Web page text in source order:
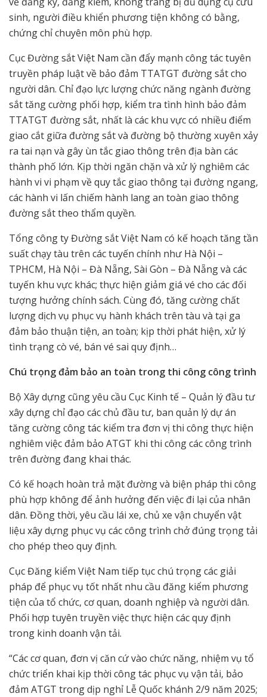
sinh, người điều khiển phương tiện không có bằng,
chứng chỉ chuyên môn phù hợp.
Cục Đường sắt Việt Nam cần đẩy mạnh công tác tuyên
truyền pháp luật về bảo đảm TTATGT đường sắt cho
người dân. Chỉ đạo lực lượng chức năng ngành đường
sắt tăng cường phối hợp, kiểm tra tình hình bảo đảm
TTATGT đường sắt, nhất là các khu vực có nhiều điểm
giao cắt giữa đường sắt và đường bộ thường xuyên xảy
ra tai nạn và gây ùn tắc giao thông trên địa bàn các
thành phố lớn. Kịp thời ngăn chặn và xử lý nghiêm các
hành vi vi phạm về quy tắc giao thông tại đường ngang,
các hành vi lấn chiếm hành lang an toàn giao thông
đường sắt theo thẩm quyền.
Tổng công ty Đường sắt Việt Nam có kế hoạch tăng tần
suất chạy tàu trên các tuyến chính như Hà Nội –
TPHCM, Hà Nội – Đà Nẵng, Sài Gòn – Đà Nẵng và các
tuyến khu vực khác; thực hiện giảm giá vé cho các đối
tượng hưởng chính sách. Cùng đó, tăng cường chất
lượng dịch vụ phục vụ hành khách trên tàu và tại ga
đảm bảo thuận tiện, an toàn; kịp thời phát hiện, xử lý
tình trạng cò vé, bán vé sai quy định…
Chú trọng đảm bảo an toàn trong thi công công trình
Bộ Xây dựng cũng yêu cầu Cục Kinh tế – Quản lý đầu tư
xây dựng chỉ đạo các chủ đầu tư, ban quản lý dự án
tăng cường công tác kiểm tra đơn vị thi công thực hiện
nghiêm việc đảm bảo ATGT khi thi công các công trình
trên đường đang khai thác.
Có kế hoạch hoàn trả mặt đường và biện pháp thi công
phù hợp không để ảnh hưởng đến việc đi lại của nhân
dân. Đồng thời, yêu cầu lái xe, chủ xe vận chuyển vật
liệu xây dựng phục vụ các công trình chở đúng trọng tải
cho phép theo quy định.
Cục Đăng kiểm Việt Nam tiếp tục chú trọng các giải
pháp để phục vụ tốt nhất nhu cầu đăng kiểm phương
tiện của tổ chức, cơ quan, doanh nghiệp và người dân.
Phối hợp tuyên truyền việc thực hiện các quy định
trong kinh doanh vận tải.
“Các cơ quan, đơn vị căn cứ vào chức năng, nhiệm vụ tổ
chức triển khai kịp thời công tác phục vụ vận tải, bảo
đảm ATGT trong dịp nghỉ Lễ Quốc khánh 2/9 năm 2025;